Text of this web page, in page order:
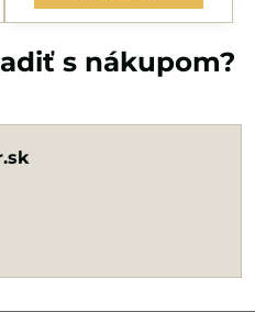
krvi, cholesterol, vasodilatans,
amplitúdu srdcových sťahov
a spomalí pulz....
s nákupom?